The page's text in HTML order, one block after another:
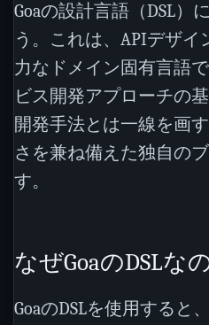
Goaの設計言語（DSL）
う。これは、APIデザ
力なドメイン固有言語で
ビス開発アプローチの
開発手法とは一線を画
さを兼ね備えた独自の
す。
なぜGoaのDSLな
GoaのDSLを使用すると